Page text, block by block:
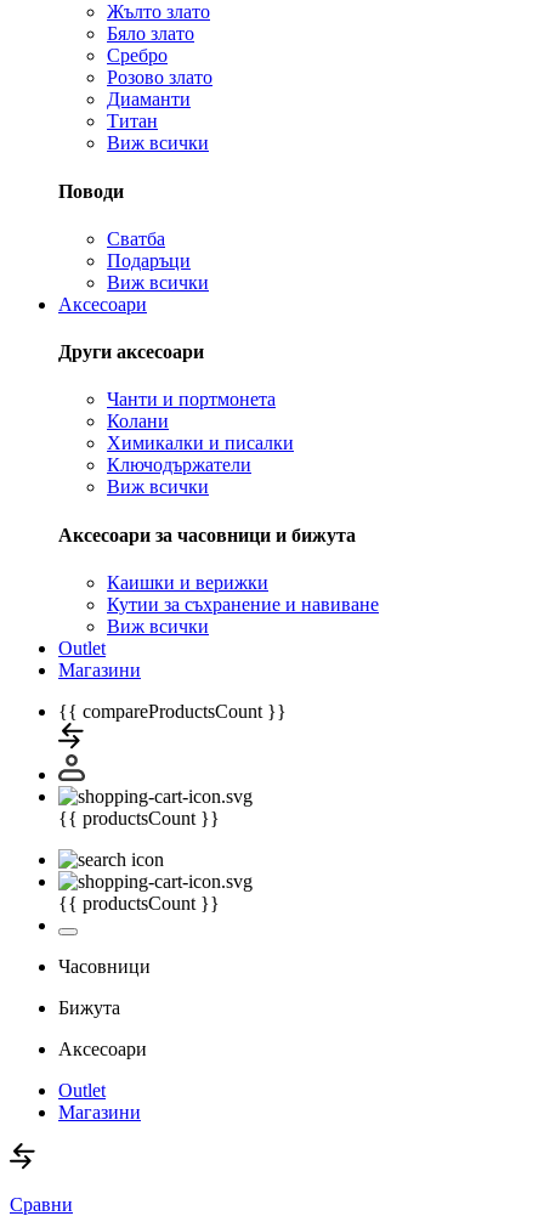
Жълто злато
Бяло злато
Сребро
Розово злато
Диаманти
Титан
Виж всички
Поводи
Сватба
Подаръци
Виж всички
Аксесоари
Други аксесоари
Чанти и портмонета
Колани
Химикалки и писалки
Ключодържатели
Виж всички
Аксесоари за часовници и бижута
Каишки и верижки
Кутии за съхранение и навиване
Виж всички
Outlet
Магазини
{{ compareProductsCount }}
{{ productsCount }}
{{ productsCount }}
Часовници
Бижута
Аксесоари
Outlet
Магазини
Сравни